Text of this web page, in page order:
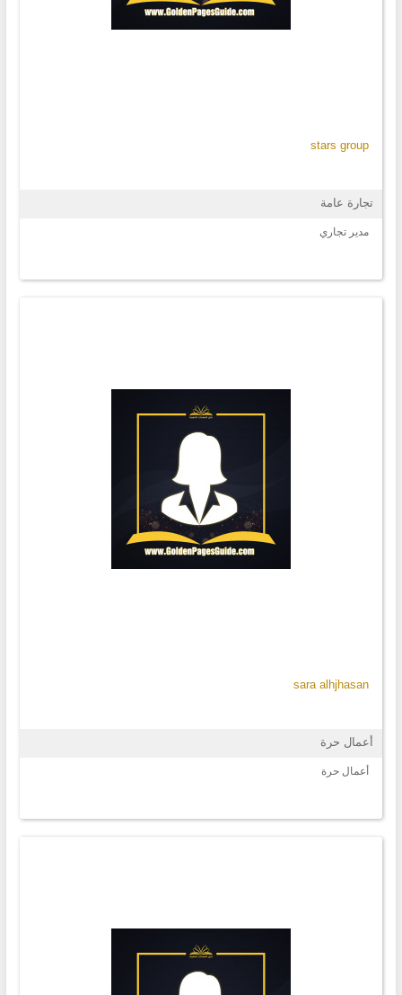
stars group
تجارة عامة
مدير تجاري
sara alhjhasan
أعمال حرة
أعمال حرة